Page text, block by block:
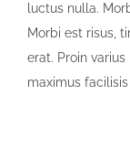
luctus nulla.
Morbi est risus,
erat. Proin
maximus